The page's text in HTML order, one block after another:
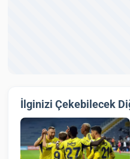
İlginizi Çekebilecek